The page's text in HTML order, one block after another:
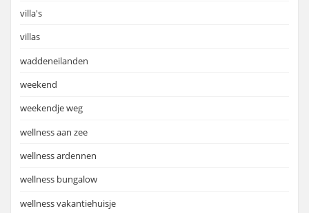
villa's
villas
waddeneilanden
weekend
weekendje weg
wellness aan zee
wellness ardennen
wellness bungalow
wellness vakantiehuisje